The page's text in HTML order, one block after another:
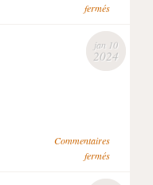
fermés
jan 10
2024
Commentaires
fermés